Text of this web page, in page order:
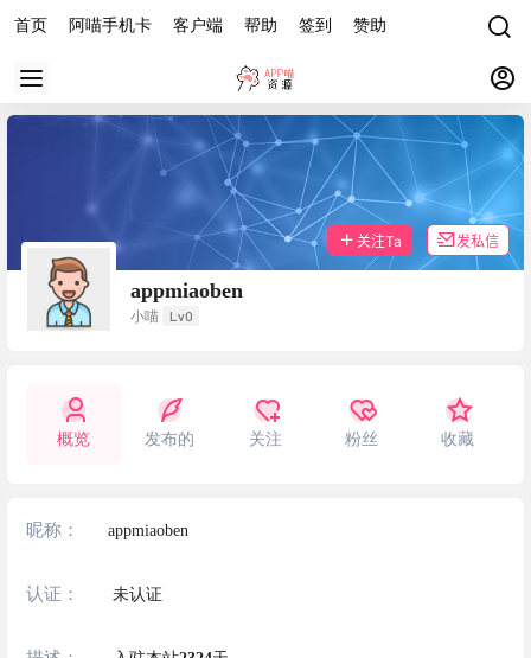
首页 阿喵手机卡 客户端 帮助 签到 赞助
appmiaoben
小喵 Lv0
关注Ta 发私信
概览 发布的 关注 粉丝 收藏
昵称： appmiaoben
认证： 未认证